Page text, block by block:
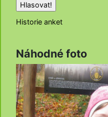
Historie anket
Náhodné foto